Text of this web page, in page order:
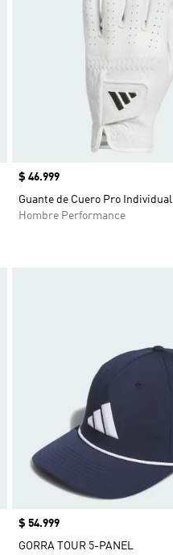
Precio
$ 46.999
Guante de Cuero Pro Individual
Hombre Performance
Precio
$ 54.999
GORRA TOUR 5-PANEL